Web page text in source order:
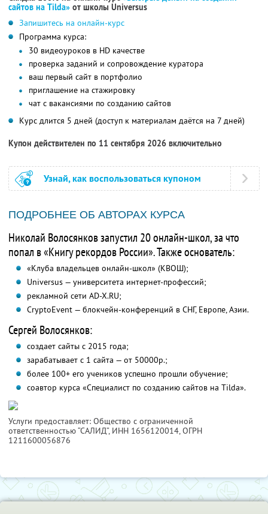
сайтов на Tilda» от школы Universus
Запишитесь на онлайн-курс
Программа курса:
30 видеоуроков в HD качестве
проверка заданий и сопровождение куратора
ваш первый сайт в портфолио
приглашение на стажировку
чат с вакансиями по созданию сайтов
Курс длится 5 дней (доступ к материалам даётся на 7 дней)
Купон действителен по 11 сентября 2026 включительно
Узнай, как воспользоваться купоном
ПОДРОБНЕЕ ОБ АВТОРАХ КУРСА
Николай Волосянков запустил 20 онлайн-школ, за что
попал в «Книгу рекордов России». Также основатель:
«Клуба владельцев онлайн-школ» (КВОШ);
Universus — университета интернет-профессий;
рекламной сети AD-X.RU;
CryptoEvent — блокчейн-конференций в СНГ, Европе, Азии.
Сергей Волосянков:
создает сайты с 2015 года;
зарабатывает с 1 сайта — от 50000р.;
более 100+ его учеников успешно прошли обучение;
соавтор курса «Специалист по созданию сайтов на Tilda».
Услуги предоставляет: Общество с ограниченной
ответственностью “САЛИД”, ИНН 1656120014, ОГРН
1211600056876